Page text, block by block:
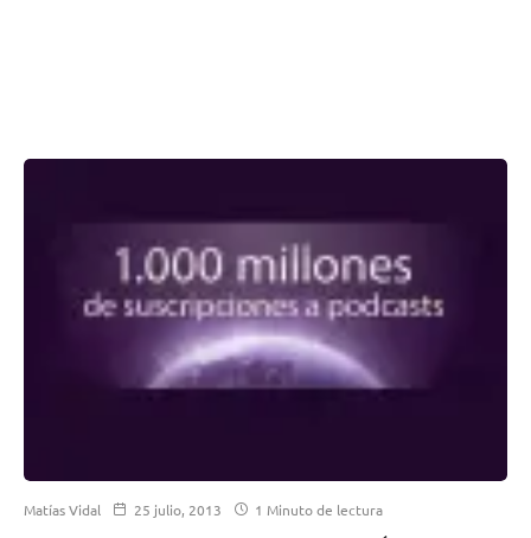
Matías Vidal 25 julio, 2013 1 Minuto de lectura